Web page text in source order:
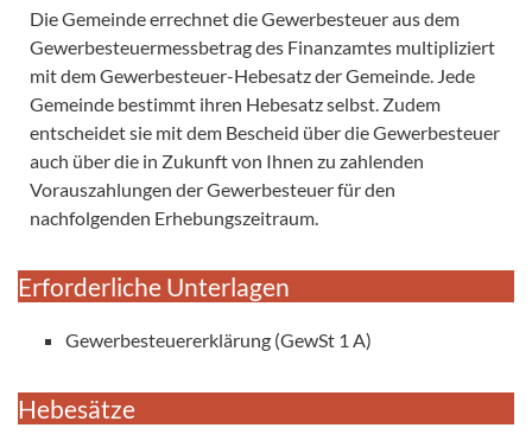
Die Gemeinde errechnet die Gewerbesteuer aus dem
Gewerbesteuermessbetrag des Finanzamtes multipliziert
mit dem Gewerbesteuer-Hebesatz der Gemeinde. Jede
Gemeinde bestimmt ihren Hebesatz selbst. Zudem
entscheidet sie mit dem Bescheid über die Gewerbesteuer
auch über die in Zukunft von Ihnen zu zahlenden
Vorauszahlungen der Gewerbesteuer für den
nachfolgenden Erhebungszeitraum.
Erforderliche Unterlagen
Gewerbesteuererklärung (GewSt 1 A)
Hebesätze